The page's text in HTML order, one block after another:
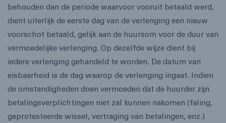
behouden dan de periode waarvoor vooruit betaald werd,
dient uiterlijk de eerste dag van de verlenging een nieuw
voorschot betaald, gelijk aan de huursom voor de duur van
vermoedelijke verlenging. Op dezelfde wijze dient bij
iedere verlenging gehandeld te worden. De datum van
eisbaarheid is de dag waarop de verlenging ingaat. Indien
de omstandigheden doen vermoeden dat de huurder zijn
betalingsverplichtingen niet zal kunnen nakomen (faling,
geprotesteerde wissel, vertraging van betalingen, enz.)